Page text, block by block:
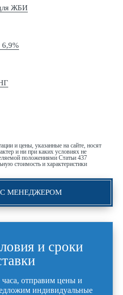
ЖБИ
6,9%
и цены, указанные на сайте, носят
и ни при каких условиях не
положениями Статьи 437
стоимость и характеристики
С МЕНЕДЖЕРОМ
и сроки
отправим цены и
индивидуальные